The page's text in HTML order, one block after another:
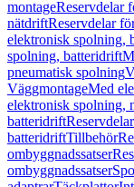
montageReservdelar
nätdriftReservdelar
elektronisk spolning,
spolning, batteridrift
pneumatisk spolning
VäggmontageMed
elektronisk spolning,
batteridrift
batteridriftTillbehör
ombyggnadssatser
ombyggnadssatser